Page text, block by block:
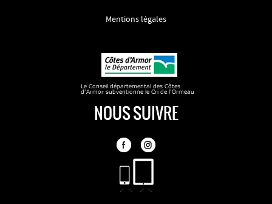
Mentions légales
NOUS SUIVRE